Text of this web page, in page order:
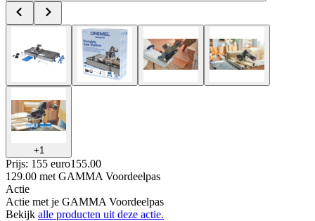
+1
Prijs: 155 euro155.00
129.00 met GAMMA Voordeelpas
Actie
Actie met je GAMMA Voordeelpas
Bekijk alle producten uit deze actie.